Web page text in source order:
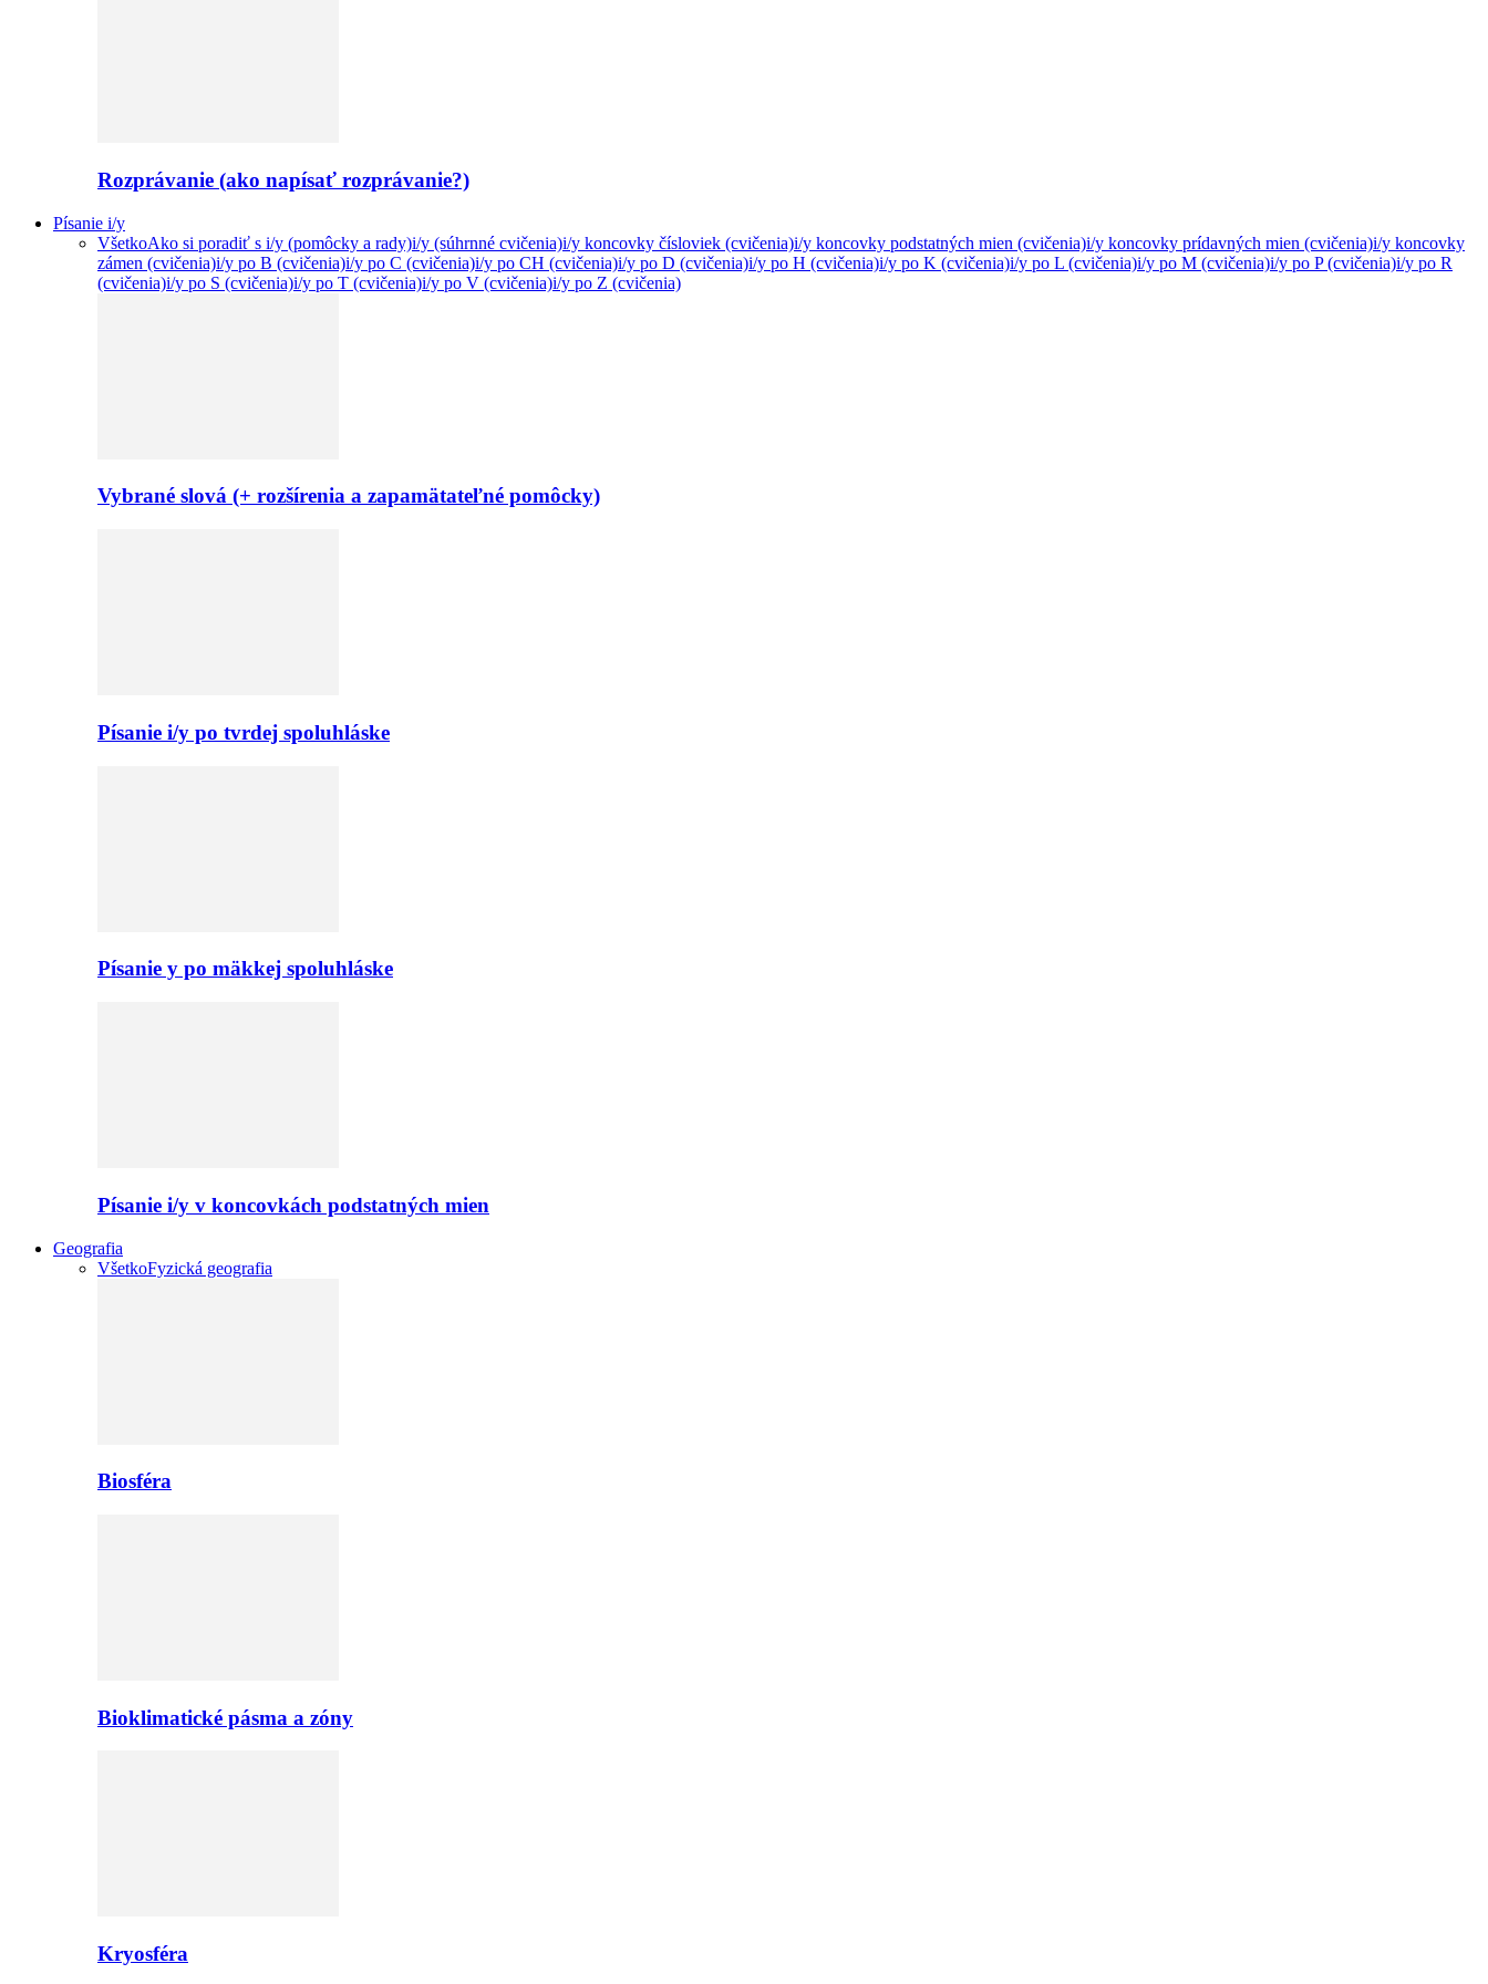
Rozprávanie (ako napísať rozprávanie?)
Písanie i/y
VšetkoAko si poradiť s i/y (pomôcky a rady)i/y (súhrnné cvičenia)i/y koncovky čísloviek (cvičenia)i/y koncovky podstatných mien (cvičenia)i/y koncovky prídavných mien (cvičenia)i/y koncovky
zámen (cvičenia)i/y po B (cvičenia)i/y po C (cvičenia)i/y po CH (cvičenia)i/y po D (cvičenia)i/y po H (cvičenia)i/y po K (cvičenia)i/y po L (cvičenia)i/y po M (cvičenia)i/y po P (cvičenia)i/y po R
(cvičenia)i/y po S (cvičenia)i/y po T (cvičenia)i/y po V (cvičenia)i/y po Z (cvičenia)
Vybrané slová (+ rozšírenia a zapamätateľné pomôcky)
Písanie i/y po tvrdej spoluhláske
Písanie y po mäkkej spoluhláske
Písanie i/y v koncovkách podstatných mien
Geografia
VšetkoFyzická geografia
Biosféra
Bioklimatické pásma a zóny
Kryosféra